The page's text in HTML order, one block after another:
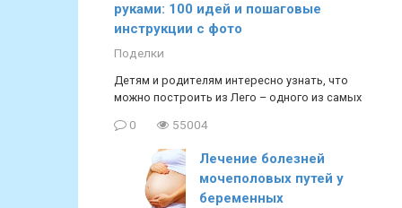
руками: 100 идей и пошаговые
инструкции с фото
Поделки
Детям и родителям интересно узнать, что
можно построить из Лего – одного из самых
0 55004
Лечение болезней
мочеполовых путей у
беременных